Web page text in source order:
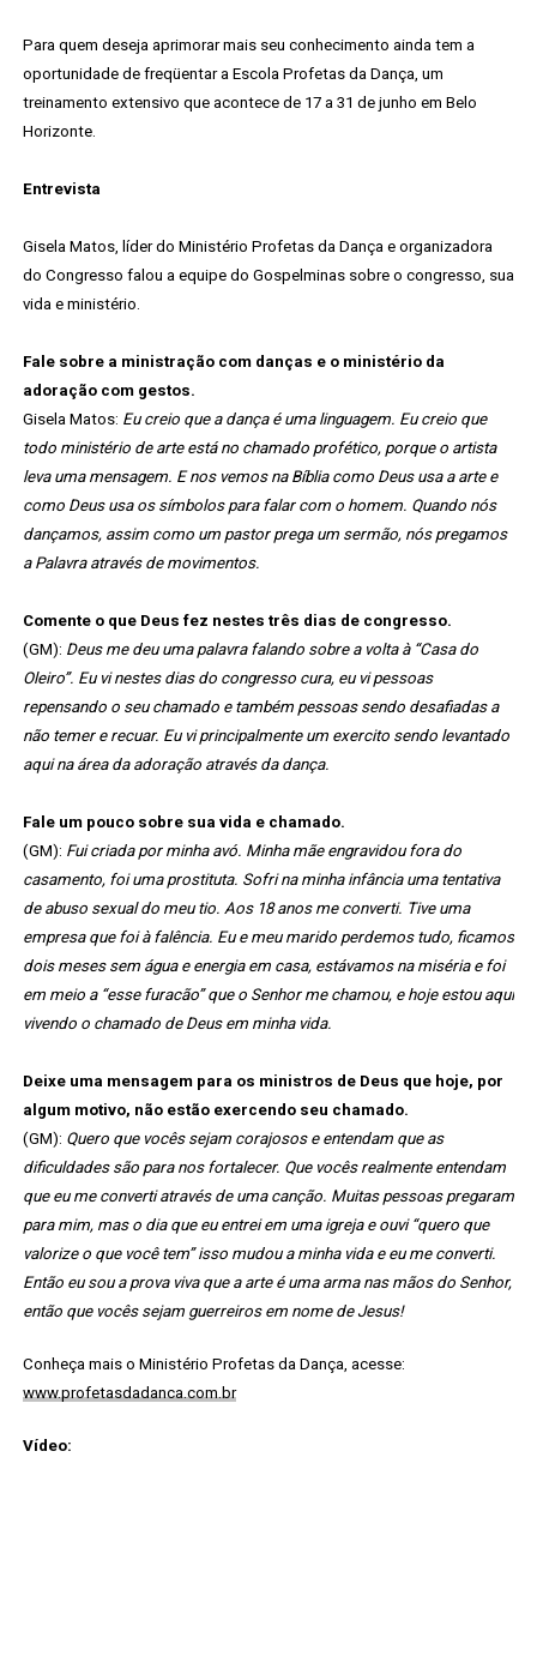
Para quem deseja aprimorar mais seu conhecimento ainda tem a
oportunidade de freqüentar a Escola Profetas da Dança, um
treinamento extensivo que acontece de 17 a 31 de junho em Belo
Horizonte.
Entrevista
Gisela Matos, líder do Ministério Profetas da Dança e organizadora
do Congresso falou a equipe do Gospelminas sobre o congresso, sua
vida e ministério.
Fale sobre a ministração com danças e o ministério da
adoração com gestos.
Gisela Matos: Eu creio que a dança é uma linguagem. Eu creio que
todo ministério de arte está no chamado profético, porque o artista
leva uma mensagem. E nos vemos na Bíblia como Deus usa a arte e
como Deus usa os símbolos para falar com o homem. Quando nós
dançamos, assim como um pastor prega um sermão, nós pregamos
a Palavra através de movimentos.
Comente o que Deus fez nestes três dias de congresso.
(GM): Deus me deu uma palavra falando sobre a volta à “Casa do
Oleiro”. Eu vi nestes dias do congresso cura, eu vi pessoas
repensando o seu chamado e também pessoas sendo desafiadas a
não temer e recuar. Eu vi principalmente um exercito sendo levantado
aqui na área da adoração através da dança.
Fale um pouco sobre sua vida e chamado.
(GM): Fui criada por minha avó. Minha mãe engravidou fora do
casamento, foi uma prostituta. Sofri na minha infância uma tentativa
de abuso sexual do meu tio. Aos 18 anos me converti. Tive uma
empresa que foi à falência. Eu e meu marido perdemos tudo, ficamos
dois meses sem água e energia em casa, estávamos na miséria e foi
em meio a “esse furacão” que o Senhor me chamou, e hoje estou aqui
vivendo o chamado de Deus em minha vida.
Deixe uma mensagem para os ministros de Deus que hoje, por
algum motivo, não estão exercendo seu chamado.
(GM): Quero que vocês sejam corajosos e entendam que as
dificuldades são para nos fortalecer. Que vocês realmente entendam
que eu me converti através de uma canção. Muitas pessoas pregaram
para mim, mas o dia que eu entrei em uma igreja e ouvi “quero que
valorize o que você tem” isso mudou a minha vida e eu me converti.
Então eu sou a prova viva que a arte é uma arma nas mãos do Senhor,
então que vocês sejam guerreiros em nome de Jesus!
Conheça mais o Ministério Profetas da Dança, acesse:
www.profetasdadanca.com.br
Vídeo: